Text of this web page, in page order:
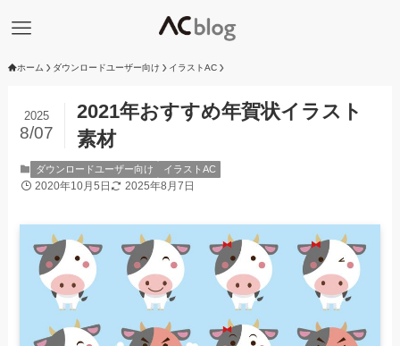
ホーム ダウンロードユーザー向け イラストAC
2021年おすすめ年賀状イラスト
素材
2025
8/07
ダウンロードユーザー向け イラストAC
2020年10月5日 2025年8月7日